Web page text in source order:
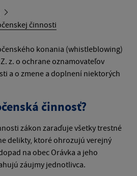
činnosti
konania (whistleblowing)
z. o ochrane oznamovateľov
a o zmene a doplnení niektorých
činnosť?
zákon zaraďuje všetky trestné
delikty, ktoré ohrozujú verejný
na obec Orávka a jeho
záujmy jednotlivca.